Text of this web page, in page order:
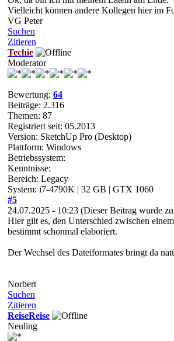
Vielleicht können andere Kollegen hier im
VG Peter
Suchen
Zitieren
Techie
Moderator
Bewertung: 64
Beiträge: 2.316
Themen: 87
Registriert seit: 05.2013
Version: SketchUp Pro (Desktop)
Plattform: Windows
Betriebssystem:
Kenntnisse:
Bereich: Legacy
System: i7-4790K | 32 GB | GTX 1060
#5
24.07.2025 - 10:23 (Dieser Beitrag wurde
Hier gilt es, den Unterschied zwischen
bestimmt schonmal elaboriert.
Der Wechsel des Dateiformates bringt da
Norbert
Suchen
Zitieren
ReiseReise
Neuling